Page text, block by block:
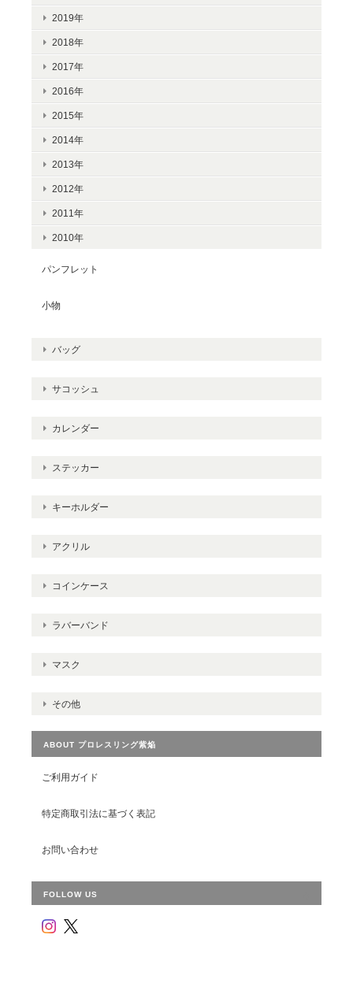
2019年
2018年
2017年
2016年
2015年
2014年
2013年
2012年
2011年
2010年
パンフレット
小物
バッグ
サコッシュ
カレンダー
ステッカー
キーホルダー
アクリル
コインケース
ラバーバンド
マスク
その他
ABOUT プロレスリング紫焔
ご利用ガイド
特定商取引法に基づく表記
お問い合わせ
FOLLOW US